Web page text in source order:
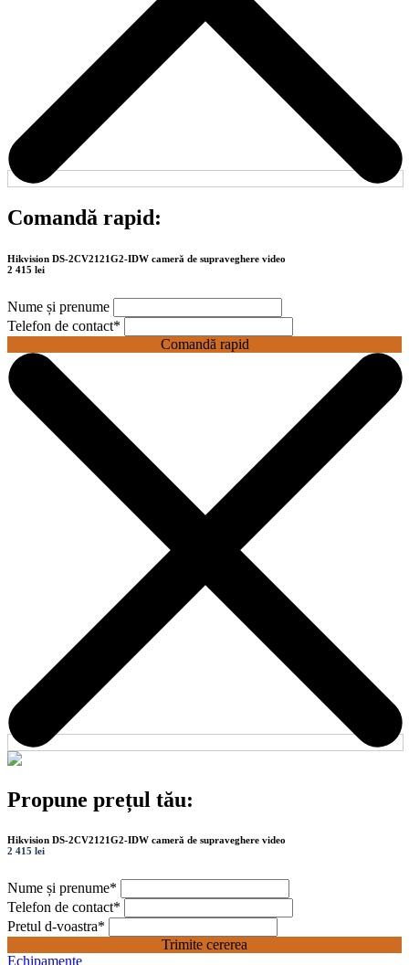
Comandă rapid:
Hikvision DS-2CV2121G2-IDW cameră de supraveghere video
2 415 lei
Nume și prenume
Telefon de contact*
Comandă rapid
Propune prețul tău:
Hikvision DS-2CV2121G2-IDW cameră de supraveghere video
2 415 lei
Nume și prenume*
Telefon de contact*
Pretul d-voastra*
Trimite cererea
Echipamente